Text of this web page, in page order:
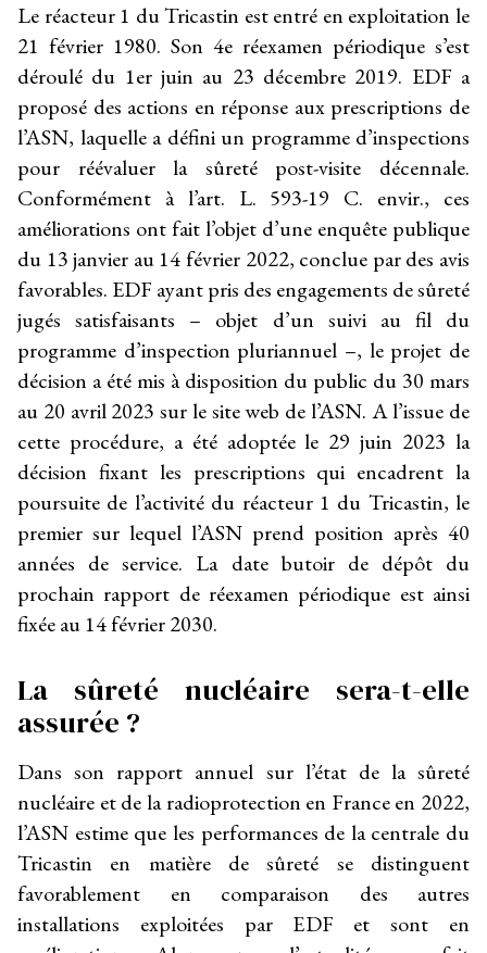
Le réacteur 1 du Tricastin est entré en exploitation le
21 février 1980. Son 4e réexamen périodique s’est
déroulé du 1er juin au 23 décembre 2019. EDF a
proposé des actions en réponse aux prescriptions de
l’ASN, laquelle a défini un programme d’inspections
pour réévaluer la sûreté post-visite décennale.
Conformément à l’art. L. 593-19 C. envir., ces
améliorations ont fait l’objet d’une enquête publique
du 13 janvier au 14 février 2022, conclue par des avis
favorables. EDF ayant pris des engagements de sûreté
jugés satisfaisants – objet d’un suivi au fil du
programme d’inspection pluriannuel –, le projet de
décision a été mis à disposition du public du 30 mars
au 20 avril 2023 sur le site web de l’ASN. A l’issue de
cette procédure, a été adoptée le 29 juin 2023 la
décision fixant les prescriptions qui encadrent la
poursuite de l’activité du réacteur 1 du Tricastin, le
premier sur lequel l’ASN prend position après 40
années de service. La date butoir de dépôt du
prochain rapport de réexamen périodique est ainsi
fixée au 14 février 2030.
La sûreté nucléaire sera-t-elle
assurée ?
Dans son rapport annuel sur l’état de la sûreté
nucléaire et de la radioprotection en France en 2022,
l’ASN estime que les performances de la centrale du
Tricastin en matière de sûreté se distinguent
favorablement en comparaison des autres
installations exploitées par EDF et sont en